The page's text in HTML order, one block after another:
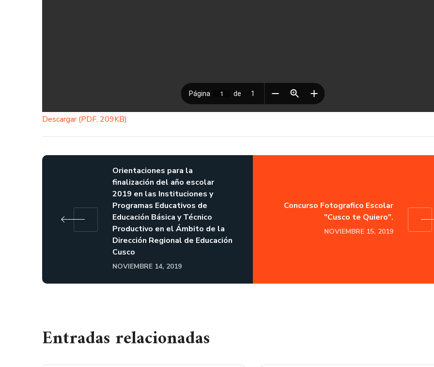
Descargar (PDF, 209KB)
Orientaciones para la
finalización del año escolar
2019 en las Instituciones y
Programas Educativos de
Educación Básica y Técnico
Productivo en el Ámbito de la
Dirección Regional de Educación
Cusco
NOVIEMBRE 14, 2019
Concurso Fotografico Escolar
"Cusco te Quiero".
NOVIEMBRE 15, 2019
Entradas relacionadas